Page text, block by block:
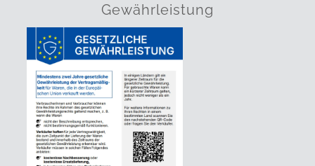
Gewährleistung